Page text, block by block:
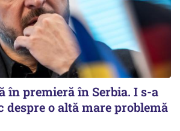
în premieră în Serbia. I s-a
o altă mare problemă